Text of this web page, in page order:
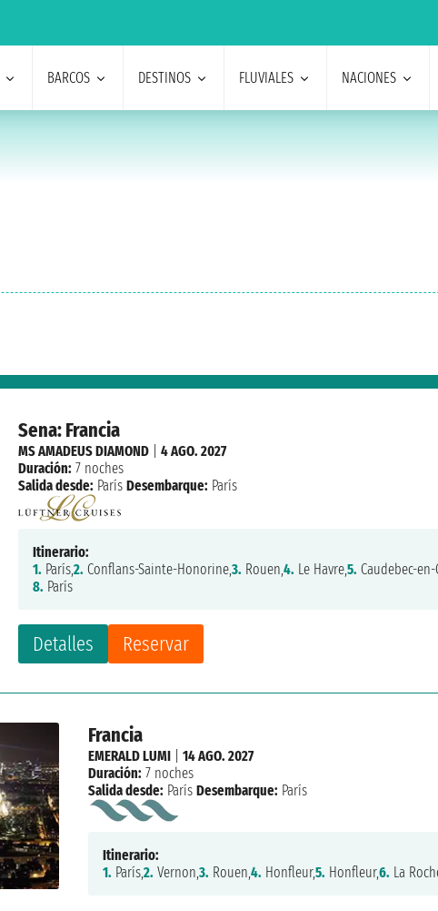
BARCOS DESTINOS FLUVIALES NACIONES
Sena: Francia
Detalles Reservar
MS AMADEUS DIAMOND |4 AGO. 2027
Duración: 7 noches
Salida desde: París Desembarque: París
Itinerario:
1. París,2. Conflans-Sainte-Honorine,3. Rouen,4. Le Havre,5. Caudebec-en-
8. París
Francia
EMERALD LUMI| 14 AGO. 2027
Duración: 7 noches
Salida desde: París Desembarque: París
Itinerario:
1. París,2. Vernon,3. Rouen,4. Honfleur,5. Honfleur,6. La